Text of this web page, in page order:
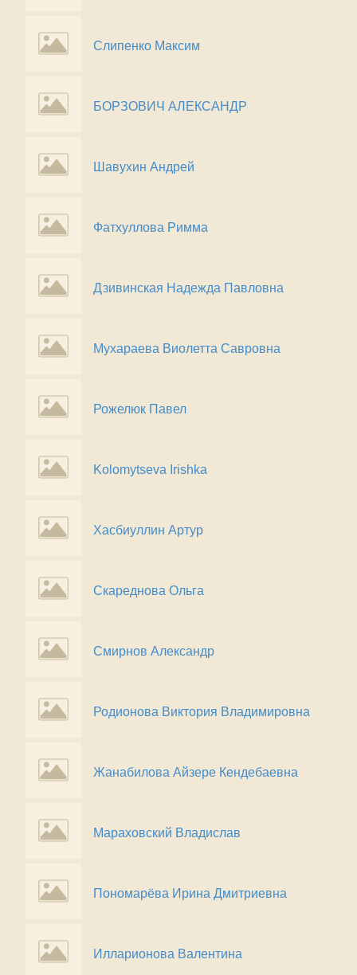
Слипенко Максим
БОРЗОВИЧ АЛЕКСАНДР
Шавухин Андрей
Фатхуллова Римма
Дзивинская Надежда Павловна
Мухараева Виолетта Савровна
Рожелюк Павел
Kolomytseva Irishka
Хасбиуллин Артур
Скареднова Ольга
Смирнов Александр
Родионова Виктория Владимировна
Жанабилова Айзере Кендебаевна
Мараховский Владислав
Пономарёва Ирина Дмитриевна
Илларионова Валентина